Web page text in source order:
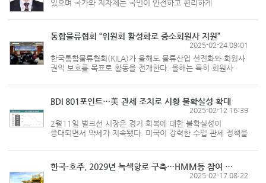
있으며 국가와 지자체는 국민이 안전하고 편리하게
대중교통법에 따른 대표적인 대중교통수단은 철도와
노선버스다. 우리가 섬에 오갈 때...
통합물류협회 “위원회 활성화로 중소회원사 지원”
2025-02-24 09:01
한국통합물류협회(KILA)가 올해도 물류산업 선진화와 회원사
권익 보호를 목표로 활동을 전개한다. 올해는 특히 회원사
적극 추진한다는 방침이다. 한국통합물류협회는 지난 19일
서울 중구 한국프...
BDI 801포인트…美 관세 조치로 시황 불확실성 확대
2025-02-12 16:39
2월11일 벌크선 시장은 경기 회복에 대한 불확실성이
증대되면서 약세가 지속됐다. 미국이 강력한 수입 관세 정책을
운임지수(BDI)는 전일보다 8포인트 하락한 801로 발표됐다.
한국형 건화물선 운임지수...
한국-호주, 2029년 녹색항로 구축…HMM등 참여 기대
2025-02-17 08:22